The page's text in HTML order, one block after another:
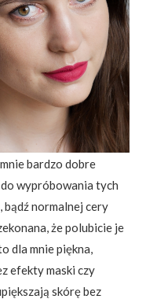
bardzo dobre
wypróbowania tych
bądź normalnej cery
że polubicie je
dla mnie piękna,
efekty maski czy
skórę bez